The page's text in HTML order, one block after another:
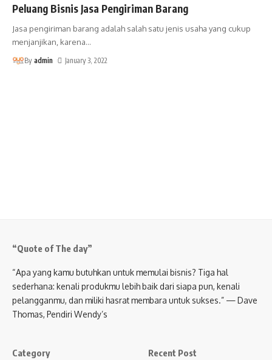
Peluang Bisnis Jasa Pengiriman Barang
Jasa pengiriman barang adalah salah satu jenis usaha yang cukup
menjanjikan, karena…
By admin January 3, 2022
“Quote of The day”
“Apa yang kamu butuhkan untuk memulai bisnis? Tiga hal
sederhana: kenali produkmu lebih baik dari siapa pun, kenali
pelangganmu, dan miliki hasrat membara untuk sukses.” — Dave
Thomas, Pendiri Wendy’s
Category Recent Post